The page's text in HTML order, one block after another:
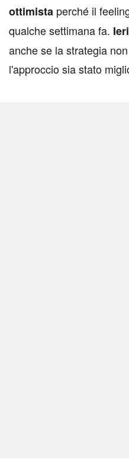
ottimista perché il
qualche settimana fa.
anche se la strategia
l'approccio sia stato